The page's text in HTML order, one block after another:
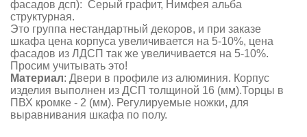
фасадов дсп): Серый графит, Нимфея альба
структурная.
Это группа нестандартный декоров, и при заказе
шкафа цена корпуса увеличивается на 5-10%, цена
фасадов из ЛДСП так же увеличивается на 5-10%.
Просим учитывать это!
Материал: Двери в профиле из алюминия. Корпус
изделия выполнен из ДСП толщиной 16 (мм).Торцы в
ПВХ кромке - 2 (мм). Регулируемые ножки, для
выравнивания шкафа по полу.